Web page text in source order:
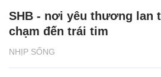
NHỊP SỐNG
SHB - nơi yêu thương lan
chạm đến trái tim